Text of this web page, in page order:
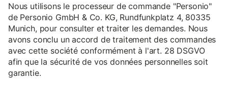
Nous utilisons le processeur de commande "Personio"
de Personio GmbH & Co. KG, Rundfunkplatz 4, 80335
Munich, pour consulter et traiter les demandes. Nous
avons conclu un accord de traitement des commandes
avec cette société conformément à l'art. 28 DSGVO
afin que la sécurité de vos données personnelles soit
garantie.